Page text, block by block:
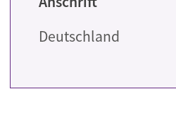
Deutschland